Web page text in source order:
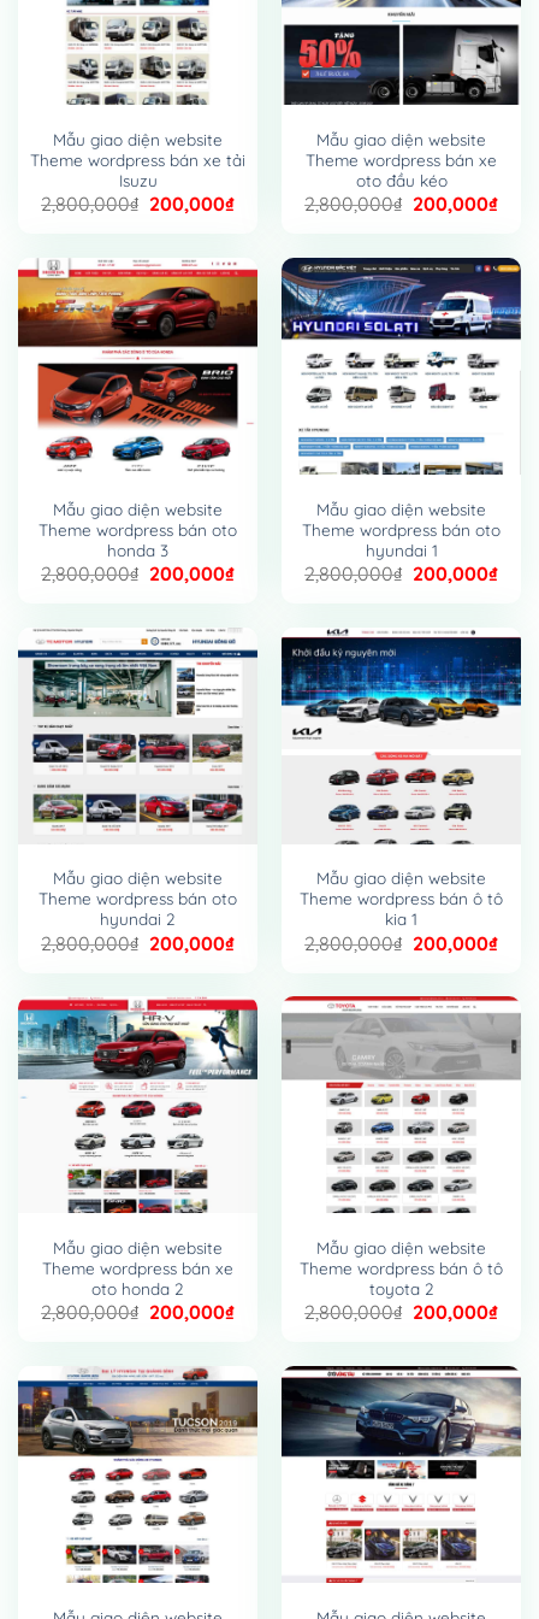
Mẫu giao diện website
Theme wordpress bán xe tải
Isuzu
2,800,000₫ Giá
2,800,000₫.
200,000₫Giá
là:
200,000₫.
Mẫu giao diện website
Theme wordpress bán xe
oto đầu kéo
2,800,000₫ Giá
2,800,000₫.
200,000₫Giá
là:
Mẫu giao diện website
Theme wordpress bán oto
honda 3
2,800,000₫ Giá
2,800,000₫.
200,000₫Giá
là:
200,000₫.
Mẫu giao diện website
Theme wordpress bán oto
hyundai 1
2,800,000₫ Giá
2,800,000₫.
200,000₫Giá
Mẫu giao diện website
Theme wordpress bán oto
hyundai 2
2,800,000₫ Giá
2,800,000₫.
200,000₫Giá
là:
200,000₫.
Mẫu giao diện website
Theme wordpress bán ô tô
kia 1
2,800,000₫ Giá
2,800,000₫.
200,000₫Giá
là:
Mẫu giao diện website
Theme wordpress bán xe
oto honda 2
2,800,000₫ Giá
2,800,000₫.
200,000₫Giá
200,000₫.
Mẫu giao diện website
Theme wordpress bán ô tô
toyota 2
2,800,000₫ Giá
2,800,000₫.
200,000₫Giá
là: